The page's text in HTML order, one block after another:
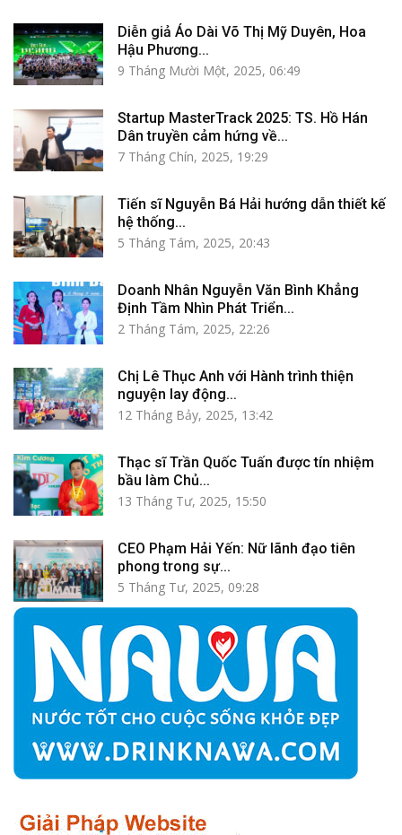
Diễn giả Áo Dài Võ Thị Mỹ Duyên, Hoa
Hậu Phương...
9 Tháng Mười Một, 2025, 06:49
Startup MasterTrack 2025: TS. Hồ Hán
Dân truyền cảm hứng về...
7 Tháng Chín, 2025, 19:29
Tiến sĩ Nguyễn Bá Hải hướng dẫn thiết kế
hệ thống...
5 Tháng Tám, 2025, 20:43
Doanh Nhân Nguyễn Văn Bình Khẳng
Định Tầm Nhìn Phát Triển...
2 Tháng Tám, 2025, 22:26
Chị Lê Thục Anh với Hành trình thiện
nguyện lay động...
12 Tháng Bảy, 2025, 13:42
Thạc sĩ Trần Quốc Tuấn được tín nhiệm
bầu làm Chủ...
13 Tháng Tư, 2025, 15:50
CEO Phạm Hải Yến: Nữ lãnh đạo tiên
phong trong sự...
5 Tháng Tư, 2025, 09:28